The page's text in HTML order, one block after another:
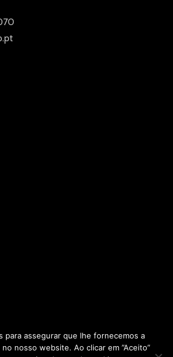
para assegurar que lhe fornecemos a
nosso website. Ao clicar em ”Aceito”